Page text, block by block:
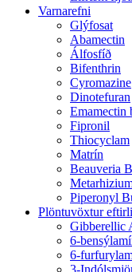
Varnarefni
Glýfosat
Abamectin
Álfosfíð
Bifenthrin
Cyromazine
Dinotefuran
Emamectin
Fipronil
Thiocyclam
Matrín
Beauveria
Piperonyl
Plöntuvöxtur
Gibberellic
6-
6-
3-